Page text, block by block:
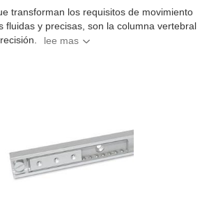
transforman los requisitos de movimiento
fluidas y precisas, son la columna vertebral